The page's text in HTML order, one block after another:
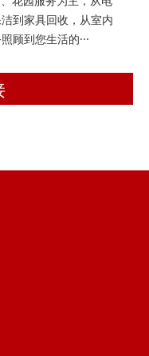
到家具回收，从室内
顾到您生活的···